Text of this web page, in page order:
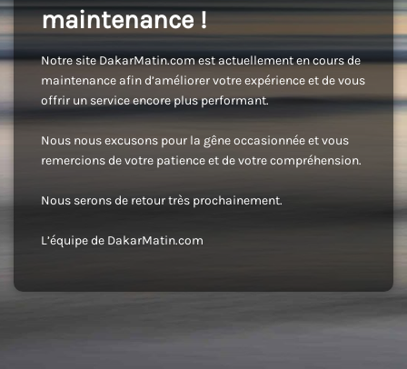
maintenance !
Notre site DakarMatin.com est actuellement en cours de
maintenance afin d’améliorer votre expérience et de vous
offrir un service encore plus performant.
Nous nous excusons pour la gêne occasionnée et vous
remercions de votre patience et de votre compréhension.
Nous serons de retour très prochainement.
L’équipe de DakarMatin.com